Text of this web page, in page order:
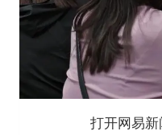
打开网易